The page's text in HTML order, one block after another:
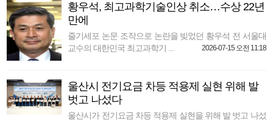
황우석, 최고과학기술인상 취소…수상 22년
만에
줄기세포 논문 조작으로 논란을 빚었던 황우석 전 서울대
교수의 대한민국 최고과학기 ...
2026-07-15 오전 11:18
울산시 전기요금 차등 적용제 실현 위해 발
벗고 나섰다
울산시가 전기요금 차등 적용제 실현을 위해 발 벗고 나섰